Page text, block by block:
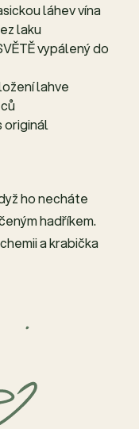
láhev vína
laku
vypálený do
lahve
originál
ho necháte
hadříkem.
a krabička